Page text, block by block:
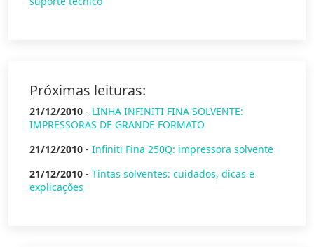
Próximas leituras:
21/12/2010 - LINHA INFINITI FINA SOLVENTE:
IMPRESSORAS DE GRANDE FORMATO
21/12/2010 - Infiniti Fina 250Q: impressora solvente
21/12/2010 - Tintas solventes: cuidados, dicas e
explicações